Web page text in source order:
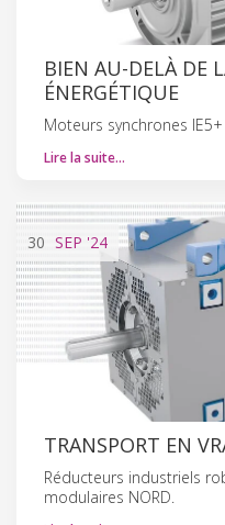
BIEN AU-DELÀ DE
ÉNERGÉTIQUE
Moteurs synchrones IE5+
Lire la suite…
30 SEP '24
TRANSPORT EN
Réducteurs industriels
modulaires NORD.